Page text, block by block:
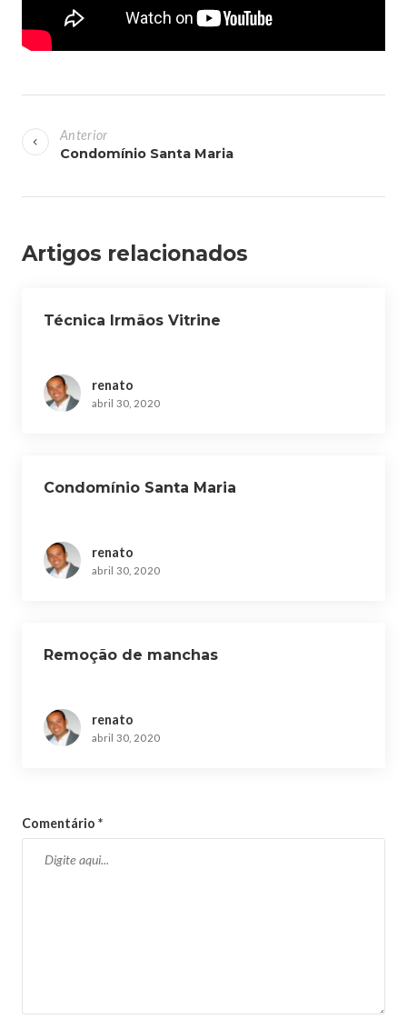
Anterior
Condomínio Santa Maria
Artigos relacionados
Técnica Irmãos Vitrine
renato
abril 30, 2020
Condomínio Santa Maria
renato
abril 30, 2020
Remoção de manchas
renato
abril 30, 2020
Comentário *